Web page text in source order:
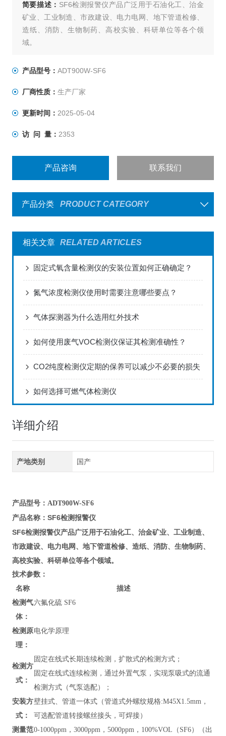
简要描述： SF6检测报警仪产品广泛用于石油化工、治金
矿业、工业制造、市政建设、电力电网、地下管道检修、
造纸、消防、生物制药、高校实验、科研单位等各个领
域。
产品型号： ADT900W-SF6
厂商性质： 生产厂家
更新时间： 2025-05-04
访 问 量： 2353
产品咨询 联系我们
产品分类 PRODUCT CATEGORY
相关文章 RELATED ARTICLES
固定式氧含量检测仪的安装位置如何正确确定？
氮气浓度检测仪使用时需要注意哪些要点？
气体探测器为什么选用红外技术
如何使用废气VOC检测仪保证其检测准确性？
CO2纯度检测仪定期的保养可以减少不必要的损失
如何选择可燃气体检测仪
详细介绍
产地类别 国产
产品型号：ADT900W-SF6
产品名称： SF6检测报警仪
SF6检测报警仪产品广泛用于石油化工、治金矿业、工业制造、
市政建设、电力电网、地下管道检修、造纸、消防、生物制药、
高校实验、科研单位等各个领域。
技术参数：
名称
描述
检测气
体：
六氟化硫 SF6
检测原
理：
电化学原理
检测方
式：
固定在线式长期连续检测，扩散式的检测方式；
固定在线式连续检测，通过外置气泵，实现泵吸式的流通
检测方式（气泵选配）；
安装方
式：
壁挂式、管道一体式（管道式外螺纹规格:M45X1.5mm，
可选配管道转接螺丝接头，可焊接）
测量范0-1000ppm，3000ppm，5000ppm，100%VOL（SF6） （出